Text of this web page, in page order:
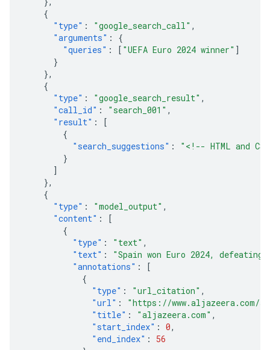
{
"type" : "google_search_call" ,
"arguments" :
{
"queries" : [ "UEFA Euro 2024 winner" ]
}
},
{
"type" : "google_search_result" ,
"call_id" : "search_001" ,
"result" :
[
{
"search_suggestions" :
"<!-- HTML and
}
]
},
{
"type" : "model_output" ,
"content" :
[
{
"type" : "text" ,
"text" :
"Spain won Euro 2024,
"annotations" :
[
{
"type" : "url_citation" ,
"url" :
"https://www.aljazeera.com/
"title" : "aljazeera.com" ,
"start_index" : 0,
"end_index" :
56